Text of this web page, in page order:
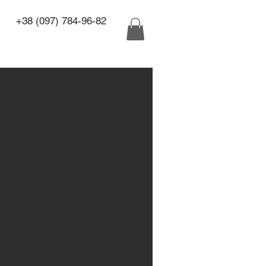
+38 (097) 784-96-82